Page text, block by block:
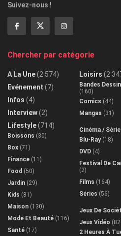
Suivez-nous !
Chercher par catégorie
A La Une(2 574)
Evénement (7)
Infos (4)
Interview(2)
Lifestyle(714)
Boissons (30)
Box (71)
Finance (11)
Food (50)
Jardin (29)
Kids (81)
Maison (130)
Mode Et Beauté (116)
Santé (17)
Loisirs (2
Bandes
(160)
Comics (44)
Mangas (31)
Cinéma /
Blu-Ray(18)
DVD (4)
Festival De
(2)
Films (164)
Séries (56)
Jeux De
Jeux Vidéo
2 Heures À